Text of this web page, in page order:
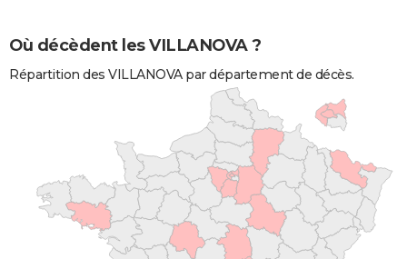
Où décèdent les VILLANOVA ?
Répartition des VILLANOVA par département de décès.